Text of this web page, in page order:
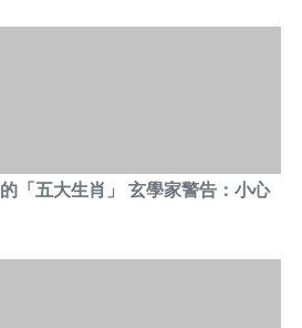
「五大生肖」 玄學家警告：小心